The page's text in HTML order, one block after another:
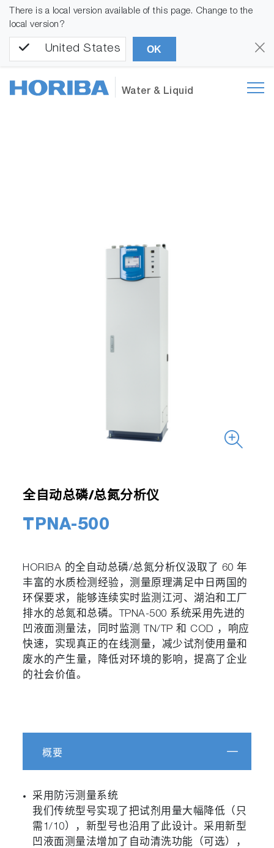
There is a local version available of this page. Change to the
local version?
United States OK
Water & Liquid
全自动总磷/总氮分析仪
TPNA-500
HORIBA 的全自动总磷/总氮分析仪汲取了 60 年
丰富的水质检测经验，测量原理满足中日两国的
环保要求，能够连续实时监测江河、湖泊和工厂
排水的总氮和总磷。TPNA-500 系统采用先进的
凹液面测量法，同时监测 TN/TP 和 COD ，响应
快速，实现真正的在线测量，减少试剂使用量和
废水的产生量，降低对环境的影响，提高了企业
的社会价值。
概要
采用防污测量系统
我们传统型号实现了把试剂用量大幅降低（只
需1/10），新型号也沿用了此设计。采用新型
凹液面测量法增加了自动清洗功能（可选），